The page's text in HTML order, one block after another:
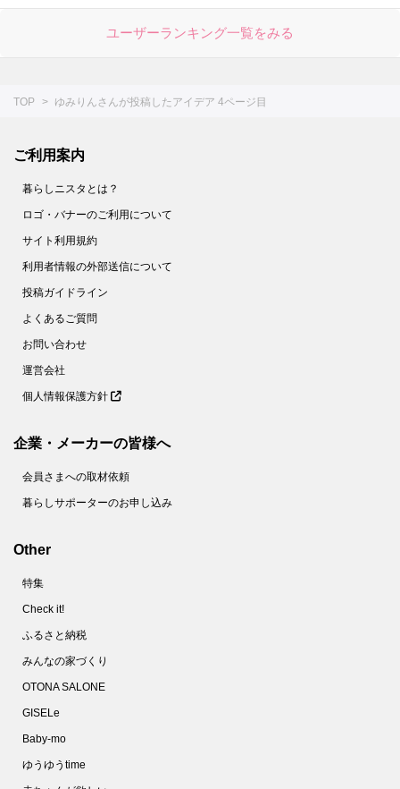
ユーザーランキング一覧をみる
TOP ゆみりんさんが投稿したアイデア 4ページ目
ご利用案内
暮らしニスタとは？
ロゴ・バナーのご利用について
サイト利用規約
利用者情報の外部送信について
投稿ガイドライン
よくあるご質問
お問い合わせ
運営会社
個人情報保護方針
企業・メーカーの皆様へ
会員さまへの取材依頼
暮らしサポーターのお申し込み
Other
特集
Check it!
ふるさと納税
みんなの家づくり
OTONA SALONE
GISELe
Baby-mo
ゆうゆうtime